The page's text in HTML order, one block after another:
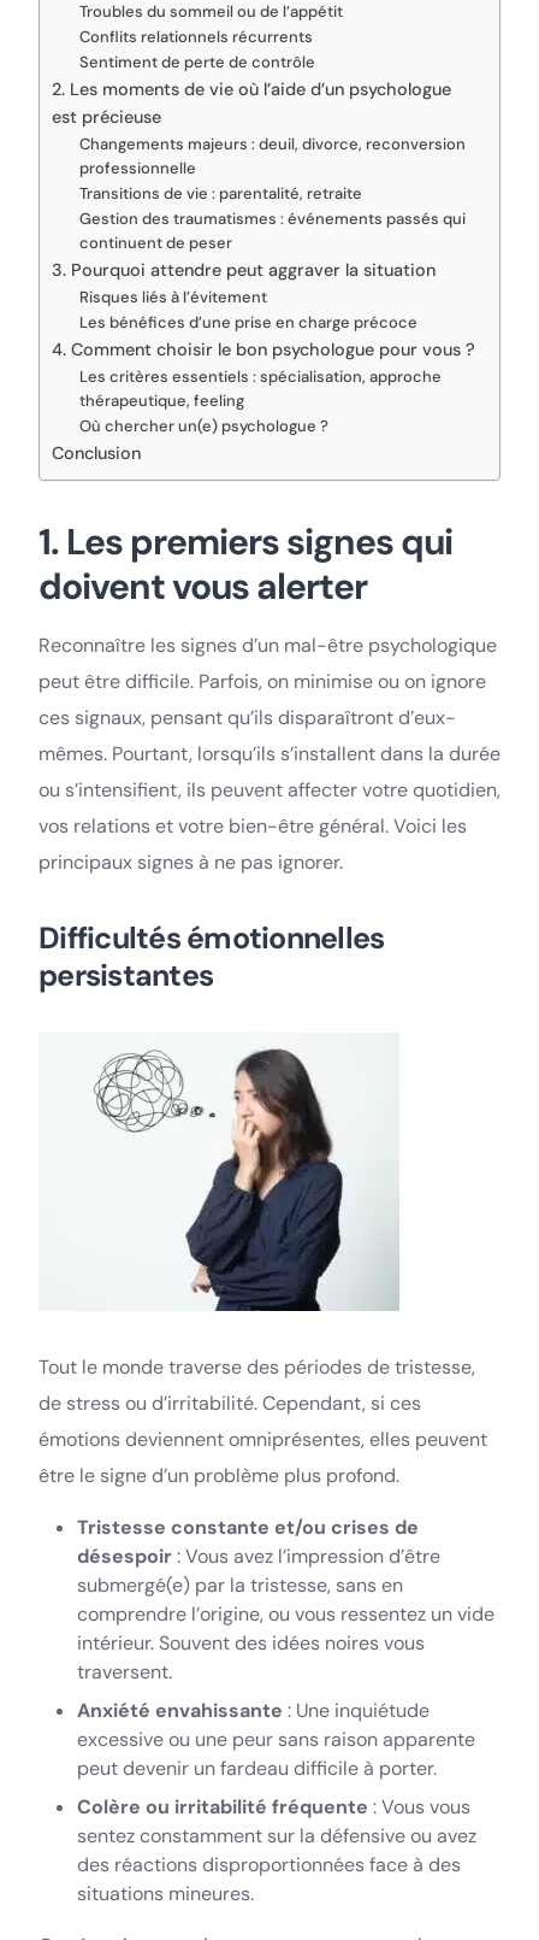
Troubles du sommeil ou de l’appétit
Conflits relationnels récurrents
Sentiment de perte de contrôle
2. Les moments de vie où l’aide d’un psychologue
est précieuse
Changements majeurs : deuil, divorce, reconversion
professionnelle
Transitions de vie : parentalité, retraite
Gestion des traumatismes : événements passés qui
continuent de peser
3. Pourquoi attendre peut aggraver la situation
Risques liés à l’évitement
Les bénéfices d’une prise en charge précoce
4. Comment choisir le bon psychologue pour vous ?
Les critères essentiels : spécialisation, approche
thérapeutique, feeling
Où chercher un(e) psychologue ?
Conclusion
1. Les premiers signes qui
doivent vous alerter
Reconnaître les signes d’un mal-être psychologique
peut être difficile. Parfois, on minimise ou on ignore
ces signaux, pensant qu’ils disparaîtront d’eux-
mêmes. Pourtant, lorsqu’ils s’installent dans la durée
ou s’intensifient, ils peuvent affecter votre quotidien,
vos relations et votre bien-être général. Voici les
principaux signes à ne pas ignorer.
Difficultés émotionnelles
persistantes
Tout le monde traverse des périodes de tristesse,
de stress ou d’irritabilité. Cependant, si ces
émotions deviennent omniprésentes, elles peuvent
être le signe d’un problème plus profond.
Tristesse constante et/ou crises de
désespoir: Vous avez l’impression d’être
submergé(e) par la tristesse, sans en
comprendre l’origine, ou vous ressentez un vide
intérieur. Souvent des idées noires vous
traversent.
Anxiété envahissante : Une inquiétude
excessive ou une peur sans raison apparente
peut devenir un fardeau difficile à porter.
Colère ou irritabilité fréquente : Vous vous
sentez constamment sur la défensive ou avez
des réactions disproportionnées face à des
situations mineures.